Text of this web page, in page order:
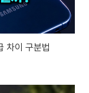
차이 구분법